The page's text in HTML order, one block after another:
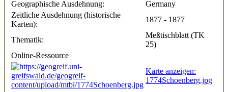
Geographische Ausdehnung:
Germany
Zeitliche Ausdehnung (historische
Karten):
1877 - 1877
Thematik:
Meßtischblatt (TK
25)
Online-Ressource
Karte anzeigen:
1774Schoenberg.jpg